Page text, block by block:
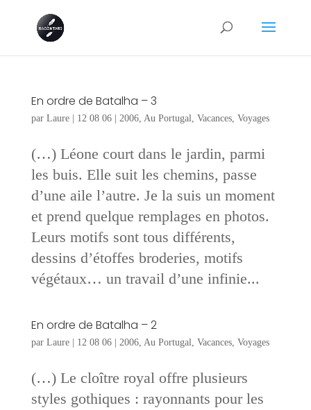
En ordre de Batalha – 3
par Laure| 12 08 06| 2006, Au Portugal, Vacances, Voyages
(…) Léone court dans le jardin, parmi
les buis. Elle suit les chemins, passe
d’une aile l’autre. Je la suis un moment
et prend quelque remplages en photos.
Leurs motifs sont tous différents,
dessins d’étoffes broderies, motifs
végétaux… un travail d’une infinie...
En ordre de Batalha – 2
par Laure| 12 08 06| 2006, Au Portugal, Vacances, Voyages
(…) Le cloître royal offre plusieurs
styles gothiques : rayonnants pour les